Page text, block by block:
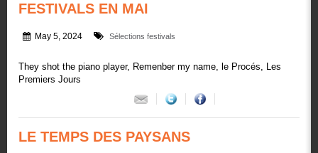
FESTIVALS EN MAI
May 5, 2024 Sélections festivals
They shot the piano player, Remenber my name, le Procés, Les
Premiers Jours
LE TEMPS DES PAYSANS